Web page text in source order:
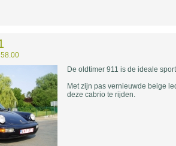
De oldtimer 911 is de ideale
Met zijn pas vernieuwde beige
deze cabrio te rijden.